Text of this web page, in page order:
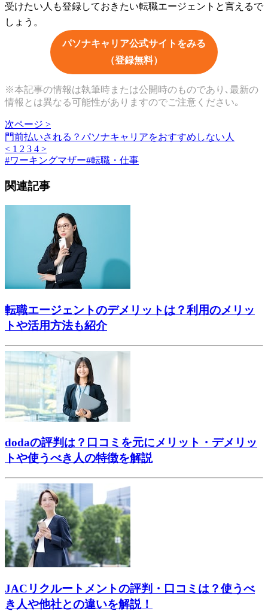
受けたい人も登録しておきたい転職エージェントと言えるで
しょう。
パソナキャリア公式サイトをみる
（登録無料）
※本記事の情報は執筆時または公開時のものであり､最新の
情報とは異なる可能性がありますのでご注意ください｡
次ページ >
門前払いされる？パソナキャリアをおすすめしない人
< 1 2 3 4 >
#ワーキングマザー#転職・仕事
関連記事
転職エージェントのデメリットは？利用のメリッ
トや活用方法も紹介
dodaの評判は？口コミを元にメリット・デメリッ
トや使うべき人の特徴を解説
JACリクルートメントの評判・口コミは？使うべ
き人や他社との違いを解説！